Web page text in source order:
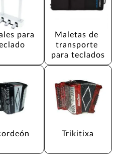
para
Maletas de
transporte
para teclados
Trikitixa